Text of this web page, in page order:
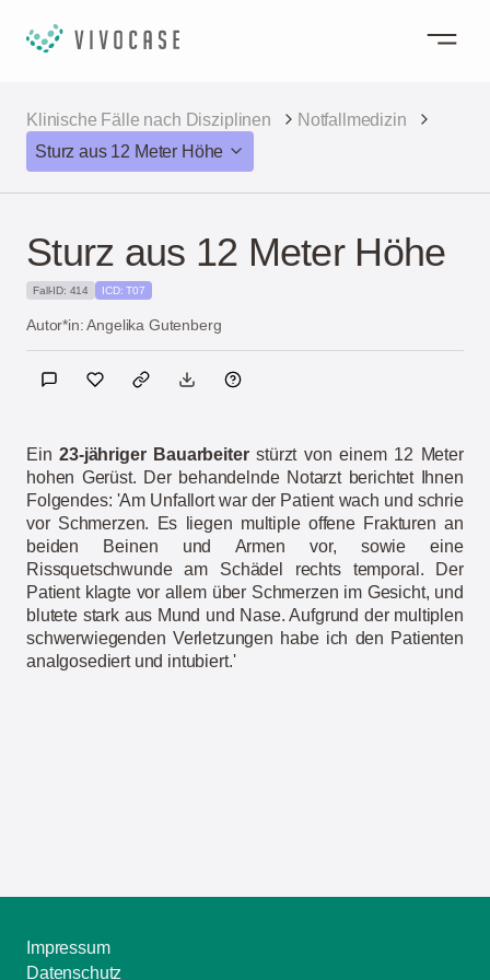
Klinische Fälle nach Disziplinen
Notfallmedizin
Sturz aus 12 Meter Höhe
Sturz aus 12 Meter Höhe
Fall-ID: 414 ICD: T07
Autor*in: Angelika Gutenberg
Ein23-jähriger Bauarbeiterstürzt von einem 12 Meter
hohen Gerüst. Der behandelnde Notarzt berichtet Ihnen
Folgendes: 'Am Unfallort war der Patient wach und schrie
vor Schmerzen. Es liegen multiple offene Frakturen an
beiden Beinen und Armen vor, sowie eine
Rissquetschwunde am Schädel rechts temporal. Der
Patient klagte vor allem über Schmerzen im Gesicht, und
blutete stark aus Mund und Nase. Aufgrund der multiplen
schwerwiegenden Verletzungen habe ich den Patienten
analgosediert und intubiert.'
Impressum
Datenschutz